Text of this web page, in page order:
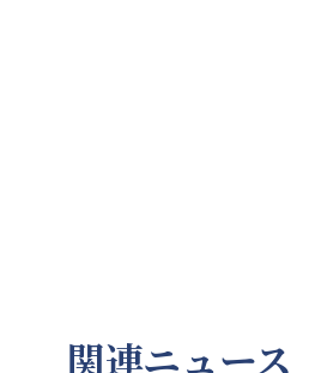
関連ニュース